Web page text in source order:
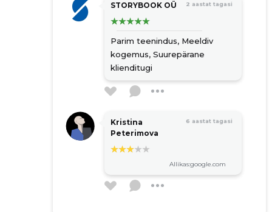
STORYBOOK OÜ 2 aastat tagasi
Parim teenindus, Meeldiv
kogemus, Suurepärane
klienditugi
Kristina
Peterimova
6 aastat tagasi
Allikas:google.com